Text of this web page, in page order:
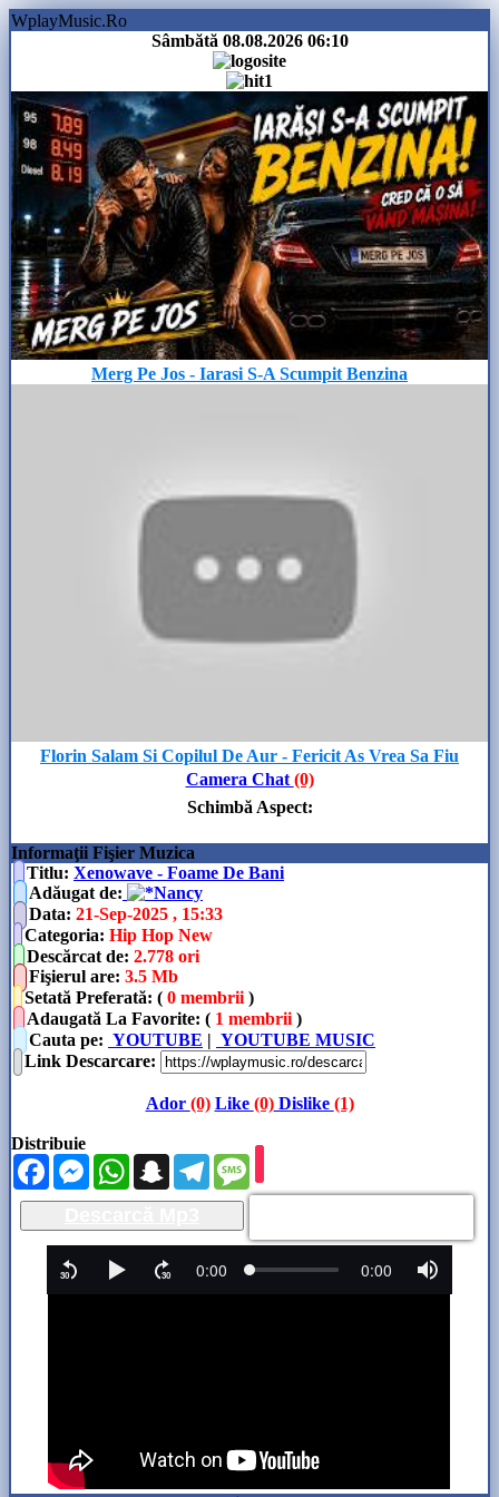
WplayMusic.Ro
Sâmbătă 08.08.2026 06:10
Merg Pe Jos - Iarasi S-A Scumpit Benzina
Florin Salam Si Copilul De Aur - Fericit As Vrea Sa Fiu
Camera Chat(0)
Schimbă Aspect:
Informaţii Fişier Muzica
Titlu: Xenowave - Foame De Bani
Adăugat de:
Nancy
Data: 21-Sep-2025 , 15:33
Categoria: Hip Hop New
Descărcat de: 2.778 ori
Fişierul are: 3.5 Mb
Setată Preferată: ( 0 membrii )
Adaugată La Favorite: ( 1 membrii )
Cauta pe: YOUTUBE | YOUTUBE MUSIC
Link Descarcare:
Ador (0) Like (0)Dislike (1)
Distribuie
FacebookMessengerWhatsAppSnapchatTelegram